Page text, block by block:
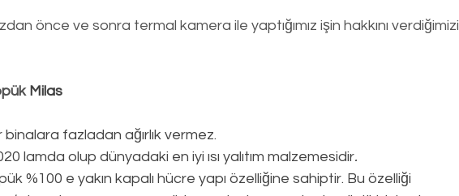
önce ve sonra termal kamera ile yaptığımız işin hakkını verdiğimizi
Milas
fazladan ağırlık vermez.
lamda olup dünyadaki en iyi ısı yalıtım malzemesidir.
%100 e yakın kapalı hücre yapı özelliğine sahiptir. Bu özelliği